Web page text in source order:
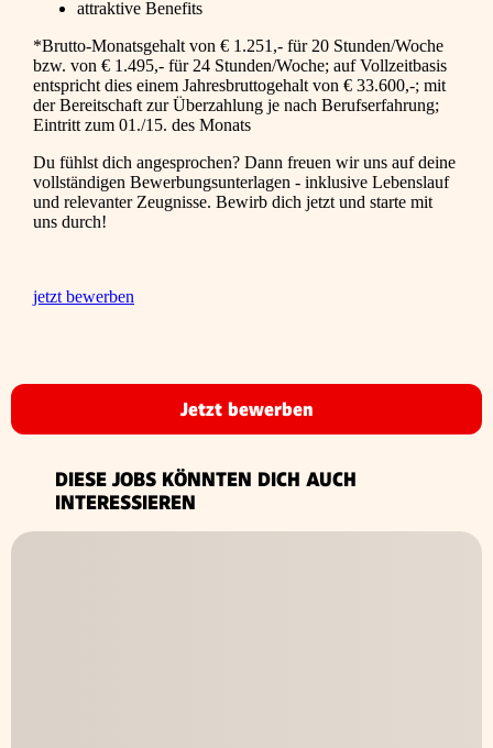
attraktive Benefits
*Brutto-Monatsgehalt von € 1.251,- für 20 Stunden/Woche
bzw. von € 1.495,- für 24 Stunden/Woche; auf Vollzeitbasis
entspricht dies einem Jahresbruttogehalt von € 33.600,-; mit
der Bereitschaft zur Überzahlung je nach Berufserfahrung;
Eintritt zum 01./15. des Monats
Du fühlst dich angesprochen? Dann freuen wir uns auf deine
vollständigen Bewerbungsunterlagen - inklusive Lebenslauf
und relevanter Zeugnisse. Bewirb dich jetzt und starte mit
uns durch!
jetzt bewerben
Jetzt bewerben
DIESE JOBS KÖNNTEN DICH AUCH
INTERESSIEREN